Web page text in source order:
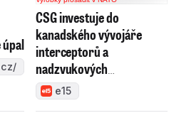
CSG investuje do
kanadského vývojáře
interceptorů a
nadzvukových
technologií, chce výrobky
prosadit v NATO
e15